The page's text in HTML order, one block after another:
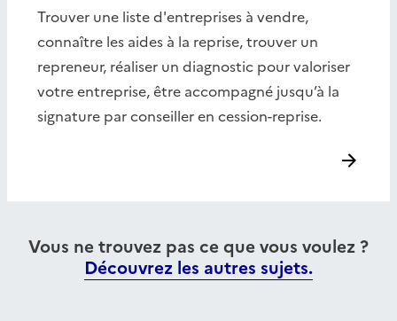
Trouver une liste d'entreprises à vendre,
connaître les aides à la reprise, trouver un
repreneur, réaliser un diagnostic pour valoriser
votre entreprise, être accompagné jusqu’à la
signature par conseiller en cession-reprise.
Vous ne trouvez pas ce que vous voulez ?
Découvrez les autres sujets.